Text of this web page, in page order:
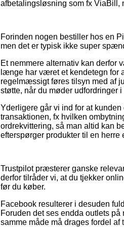
afbetalingsløsning som fx ViaBill,
Forinden nogen bestiller hos en
men det er typisk ikke super
Et nemmere alternativ kan derfor
længe har været et kendetegn for
regelmæssigt føres tilsyn med af
støtte, når du møder udfordringer
Yderligere går vi ind for at
transaktionen, fx hvilken
ordrekvittering, så man altid kan
efterspørger produkter til en herre
Trustpilot præsterer ganske
derfor tilråder vi, at du tjekker
før du køber.
Facebook resulterer i desuden
Foruden det ses endda outlets
samme måde må drages fordel